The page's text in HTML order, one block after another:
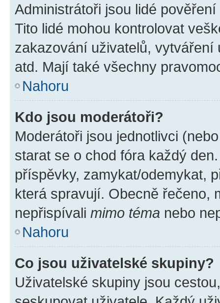
Administrátoři jsou lidé
Tito lidé mohou kontrolovat
zakazování uživatelů,
atd. Mají také všechny
Nahoru
Kdo jsou moderátoři?
Moderátoři jsou jednotlivci
starat se o chod fóra každý
příspěvky, zamykat/odemykat,
která spravují. Obecně řečeno,
nepřispívali mimo téma nebo
Nahoru
Co jsou uživatelské skupiny?
Uživatelské skupiny jsou